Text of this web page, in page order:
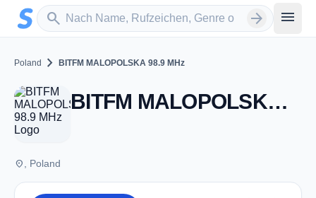
Zum Hauptinhalt springen
search
Sender suchen arrow_forward menu
Poland chevron_right BITFM MALOPOLSKA 98.9 MHz
BITFM MALOPOLSKA 98.9 MHz
place , Poland